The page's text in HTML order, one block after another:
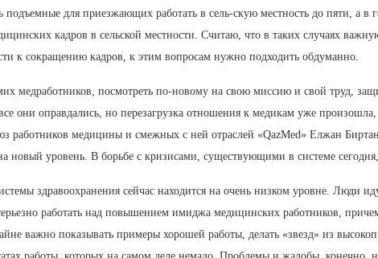
подъемные для приезжающих работать в сель-скую местность до пяти, а
кадров в сельской местности. Считаю, что в таких случаях
к сокращению кадров, к этим вопросам нужно подходить обдуманно.
медработников, посмотреть по-новому на свою миссию и свой труд,
оправдались, но перезагрузка отношения к медикам уже произошла,
работников медицины и смежных с ней отраслей «QazMed» Елжан
новый уровень. В борьбе с кризисами, существующими в системе
здравоохранения сейчас находится на очень низком уровне. Люди
работать над повышением имиджа медицинских работников,
важно показывать примеры хорошей работы, делать «звезд» из